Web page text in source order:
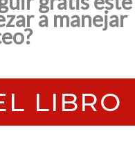
a manejar
LIBRO